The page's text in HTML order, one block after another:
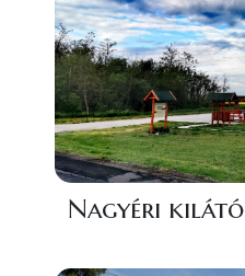
Nagyéri kilátó